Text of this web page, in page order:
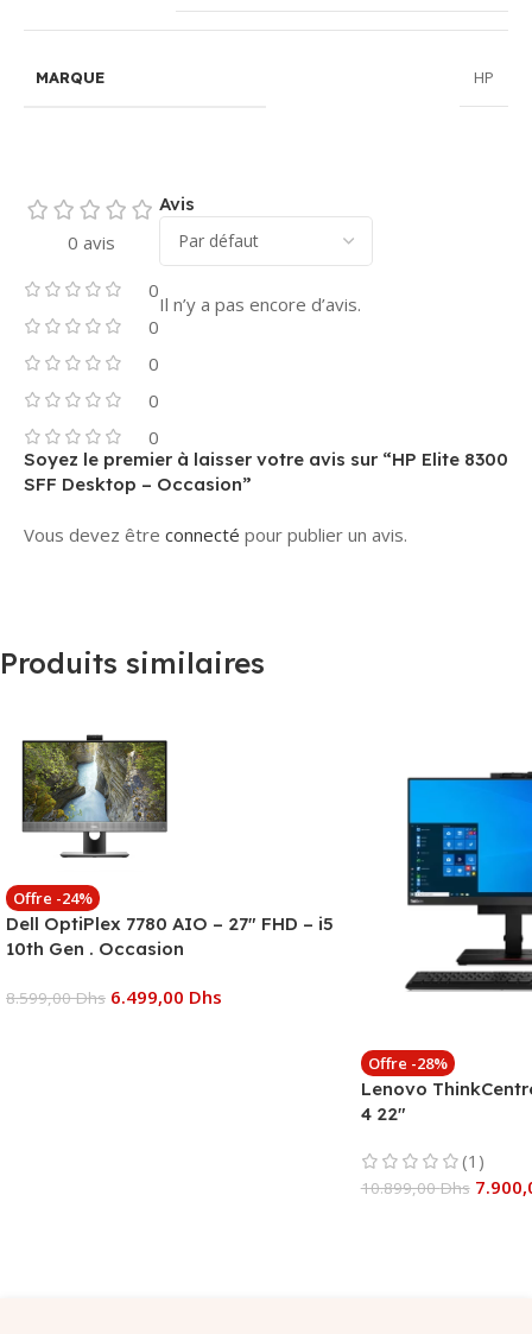
MARQUE HP
0 avis
0
0
0
0
0
Avis
Il n’y a pas encore d’avis.
Soyez le premier à laisser votre avis sur “HP Elite 8300
SFF Desktop – Occasion”
Vous devez être connecté pour publier un avis.
Produits similaires
Offre -24%
Dell OptiPlex 7780 AIO – 27″ FHD – i5
10th Gen . Occasion
8.599,00Dhs 6.499,00 Dhs
Offre -28%
Lenovo
4 22″
(1)
10.899,00Dhs